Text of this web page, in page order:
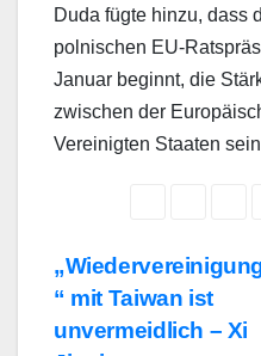
Duda fügte hinzu, dass
polnischen EU-
Januar beginnt, die
zwischen der
Vereinigten Staaten
“ mit Taiwan ist
unvermeidlich – Xi